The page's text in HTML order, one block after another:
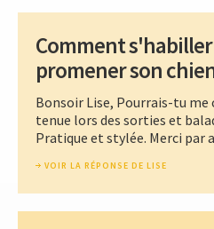
Comment
promener son
Bonsoir Lise, Pourrais-tu me
tenue lors des sorties et
Pratique et stylée. Merci par
VOIR LA RÉPONSE DE LISE